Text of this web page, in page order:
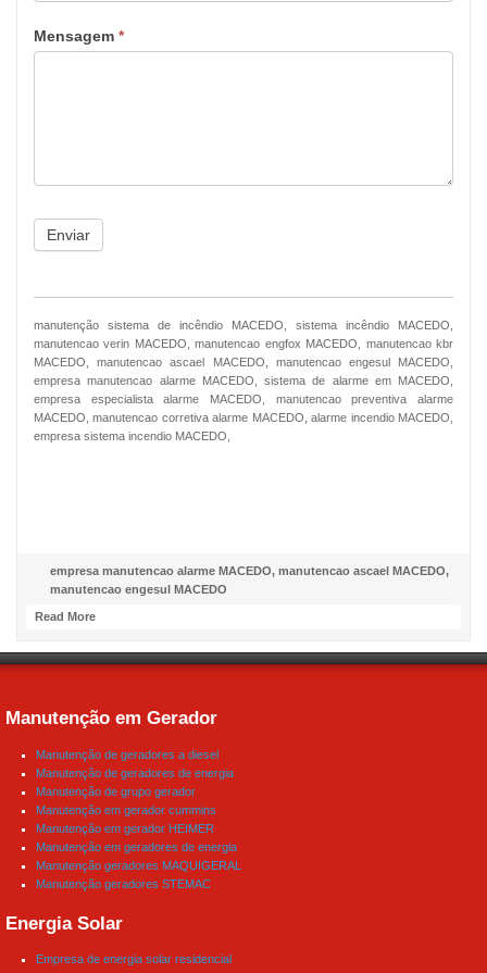
Mensagem *
Enviar
manutenção sistema de incêndio MACEDO, sistema incêndio MACEDO,
manutencao verin MACEDO, manutencao engfox MACEDO, manutencao kbr
MACEDO, manutencao ascael MACEDO, manutencao engesul MACEDO,
empresa manutencao alarme MACEDO, sistema de alarme em MACEDO,
empresa especialista alarme MACEDO, manutencao preventiva alarme
MACEDO, manutencao corretiva alarme MACEDO, alarme incendio MACEDO,
empresa sistema incendio MACEDO,
empresa manutencao alarme MACEDO, manutencao ascael MACEDO,
manutencao engesul MACEDO
Read More
Manutenção em Gerador
Manutenção de geradores a diesel
Manutenção de geradores de energia
Manutenção de grupo gerador
Manutenção em gerador cummins
Manutenção em gerador HEIMER
Manutenção em geradores de energia
Manutenção geradores MAQUIGERAL
Manutenção geradores STEMAC
Energia Solar
Empresa de energia solar residencial